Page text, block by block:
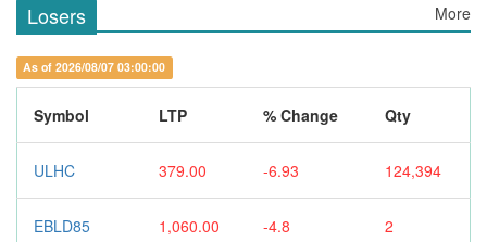
Losers More
As of 2026/08/07 03:00:00
Symbol LTP % Change Qty
ULHC 379.00 -6.93 124,394
EBLD85 1,060.00 -4.8 2